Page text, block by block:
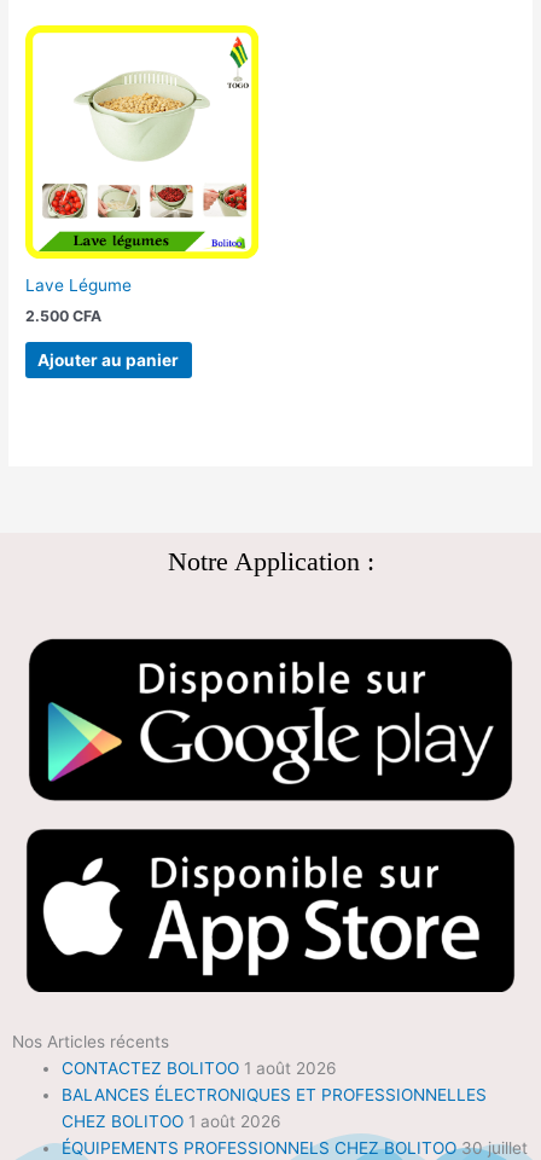
Lave Légume
2.500CFA
Ajouter au panier
Notre Application :
Nos Articles récents
CONTACTEZ BOLITOO 1 août 2026
BALANCES ÉLECTRONIQUES ET PROFESSIONNELLES
CHEZ BOLITOO 1 août 2026
ÉQUIPEMENTS PROFESSIONNELS CHEZ BOLITOO 30 juillet